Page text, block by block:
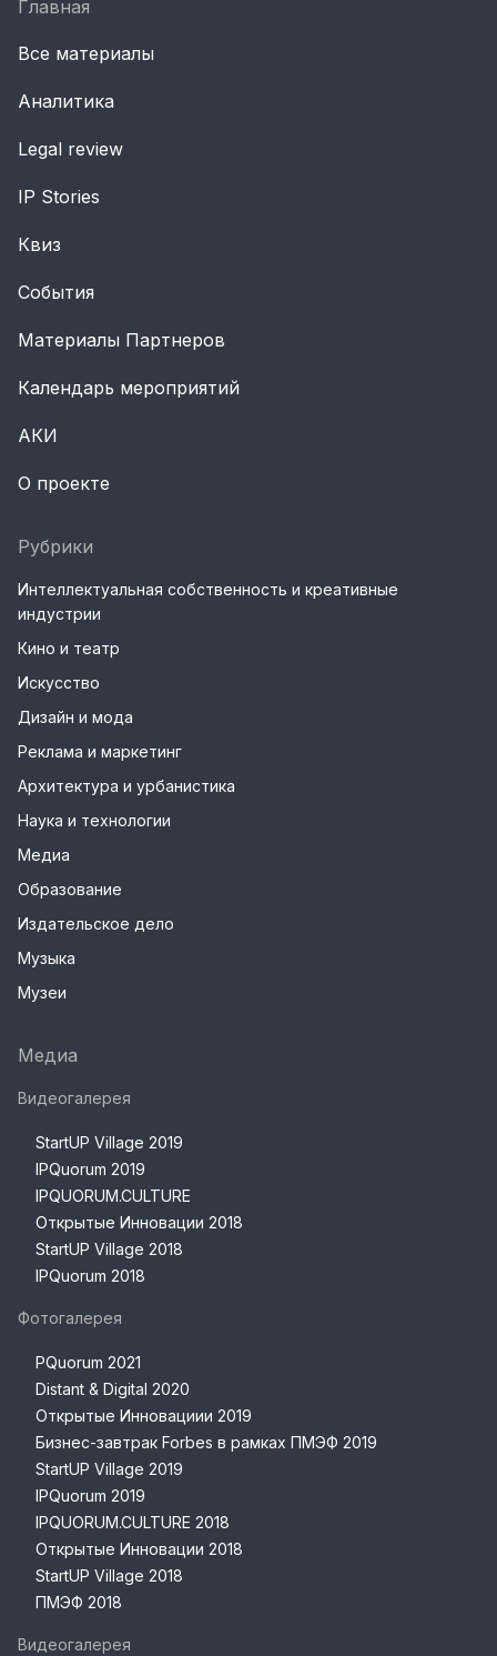
Главная
Все материалы
Аналитика
Legal review
IP Stories
Квиз
События
Материалы Партнеров
Календарь мероприятий
АКИ
О проекте
Рубрики
Интеллектуальная собственность и креативные
индустрии
Кино и театр
Искусство
Дизайн и мода
Реклама и маркетинг
Архитектура и урбанистика
Наука и технологии
Медиа
Образование
Издательское дело
Музыка
Музеи
Медиа
Видеогалерея
StartUP Village 2019
IPQuorum 2019
IPQUORUM.CULTURE
Открытые Инновации 2018
StartUP Village 2018
IPQuorum 2018
Фотогалерея
PQuorum 2021
Distant & Digital 2020
Открытые Инновациии 2019
Бизнес-завтрак Forbes в рамках ПМЭФ 2019
StartUP Village 2019
IPQuorum 2019
IPQUORUM.CULTURE 2018
Открытые Инновации 2018
StartUP Village 2018
ПМЭФ 2018
Видеогалерея